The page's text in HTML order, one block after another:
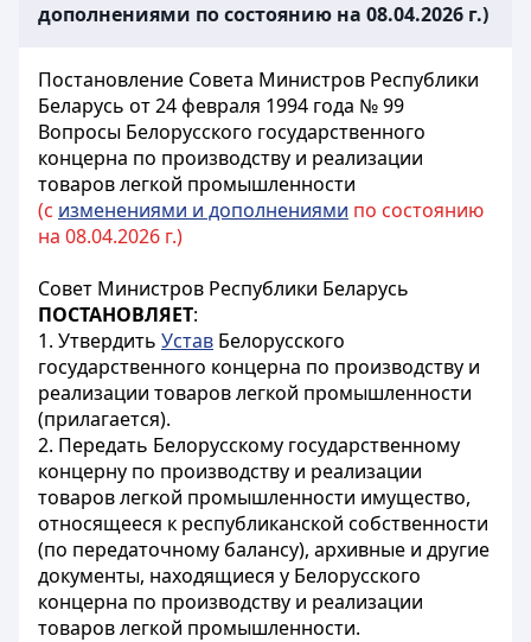
дополнениями по состоянию на 08.04.2026 г.)
Постановление Совета Министров Республики
Беларусь от 24 февраля 1994 года № 99
Вопросы Белорусского государственного
концерна по производству и реализации
товаров легкой промышленности
(с изменениями и дополнениями по состоянию
на 08.04.2026 г.)
Совет Министров Республики Беларусь
ПОСТАНОВЛЯЕТ:
1. Утвердить Устав Белорусского
государственного концерна по производству и
реализации товаров легкой промышленности
(прилагается).
2. Передать Белорусскому государственному
концерну по производству и реализации
товаров легкой промышленности имущество,
относящееся к республиканской собственности
(по передаточному балансу), архивные и другие
документы, находящиеся у Белорусского
концерна по производству и реализации
товаров легкой промышленности.